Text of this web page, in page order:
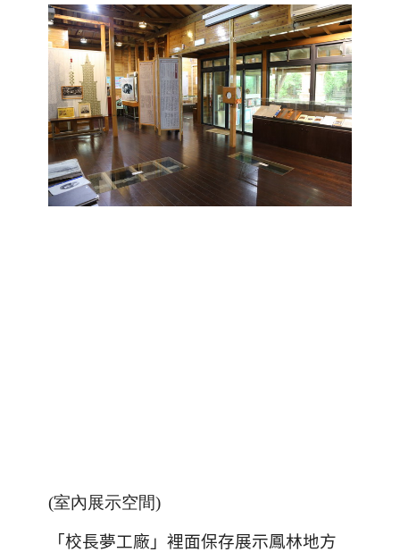
(室內展示空間)
「校長夢工廠」裡面保存展示鳳林地方